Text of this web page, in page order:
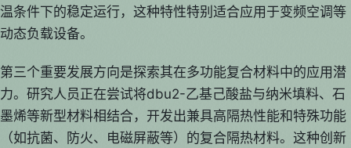
温条件下的稳定运行，这种特性特别适合应用于变频空调等
动态负载设备。
第三个重要发展方向是探索其在多功能复合材料中的应用潜
力。研究人员正在尝试将dbu2-乙基己酸盐与纳米填料、石
墨烯等新型材料相结合，开发出兼具高隔热性能和特殊功能
（如抗菌、防火、电磁屏蔽等）的复合隔热材料。这种创新